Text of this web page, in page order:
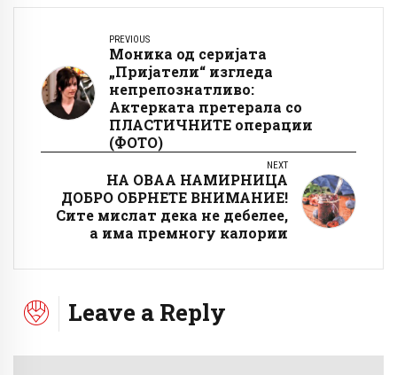
PREVIOUS
Моника од серијата
„Пријатели“ изгледа
непрепознатливо:
Актерката претерала со
ПЛАСТИЧНИТЕ операции
(ФОТО)
NEXT
НА ОВАА НАМИРНИЦА
ДОБРО ОБРНЕТЕ ВНИМАНИЕ!
Сите мислат дека не дебелее,
а има премногу калории
Leave a Reply